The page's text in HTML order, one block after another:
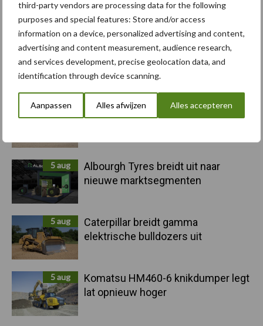
third-party vendors are processing data for the following
purposes and special features: Store and/or access
information on a device, personalized advertising and content,
advertising and content measurement, audience research,
and services development, precise geolocation data, and
identification through device scanning.
Aanpassen Alles afwijzen Alles accepteren
Primaire
Sidebar
Recent nieuws Partner nieuws
6 aug
"Hoge verwachtingen van schijven
5 aug
Albourgh Tyres breidt uit naar
nieuwe marktsegmenten
5 aug
Caterpillar breidt gamma
elektrische bulldozers uit
5 aug
Komatsu HM460-6 knikdumper legt
lat opnieuw hoger
Toon meer